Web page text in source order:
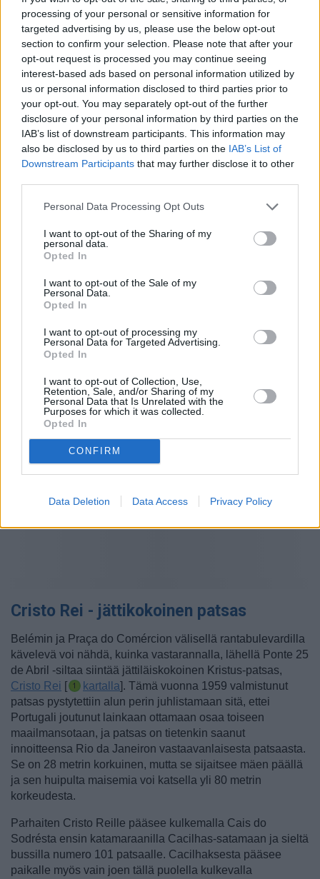
processing of your personal or sensitive information for
targeted advertising by us, please use the below opt-out
section to confirm your selection. Please note that after your
opt-out request is processed you may continue seeing
interest-based ads based on personal information utilized by
us or personal information disclosed to third parties prior to
your opt-out. You may separately opt-out of the further
disclosure of your personal information by third parties on the
IAB’s list of downstream participants. This information may
also be disclosed by us to third parties on the IAB’s List of
Downstream Participants that may further disclose it to other
Personal Data Processing Opt Outs
I want to opt-out of the Sharing of my
personal data.
Opted In
I want to opt-out of the Sale of my
Personal Data.
Opted In
I want to opt-out of processing my
Personal Data for Targeted Advertising.
Opted In
I want to opt-out of Collection, Use,
Retention, Sale, and/or Sharing of my
Personal Data that Is Unrelated with the
Purposes for which it was collected.
Opted In
CONFIRM
Data Deletion Data Access Privacy Policy
tai Cais do Sodréen, missä kauppahallin vieressä on aina
tuk-tukeja odottelemassa. Yhtiö, joka tekee kierroksia, on
esimerkiksiTukguide Portugal, jolla on monipuolinen
repertuaari kierroksia.
Toinen uudehko tapa tutustua Lissaboniin onHippotrip.
Tämä on yhä useammasta kaupungista tutuksi tullut
kierros, jossa ollaan sekä maalla että vedessä liikkuvassa
kulkuneuvossa. Kierrokset lähtevät Doca de Santo Amaro -
satamasta, suuren Ponte de 25 Abril -sillan alta, ja 90
minuutin kierros maksaa lapsilta 15, aikuisilta 25 euroa.
Get Your Guide -sivustolta voit hankkia liput
paikkoihin ja ajanvietteisiin Lissabonissa
Cristo Rei - jättikokoinen patsas
Belémin ja Praça do Comércion välisellä rantabulevardilla
kävelevä voi nähdä, kuinka vastarannalla, lähellä Ponte 25
de Abril -siltaa siintää jättiläiskokoinen Kristus-patsas,
Cristo Rei [ kartalla]. Tämä vuonna 1959 valmistunut
patsas pystytettiin alun perin juhlistamaan sitä, ettei
Portugali joutunut lainkaan ottamaan osaa toiseen
maailmansotaan, ja patsas on tietenkin saanut
innoitteensa Rio da Janeiron vastaavanlaisesta patsaasta.
Se on 28 metrin korkuinen, mutta se sijaitsee mäen päällä
ja sen huipulta maisemia voi katsella yli 80 metrin
korkeudesta.
Parhaiten Cristo Reille pääsee kulkemalla Cais do
Sodrésta ensin katamaraanilla Cacilhas-satamaan ja sieltä
bussilla numero 101 patsaalle. Cacilhaksesta pääsee
paikalle myös vain joen tällä puolella kulkevalla